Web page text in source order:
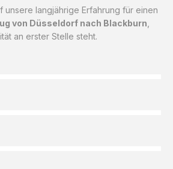
unsere langjährige Erfahrung für einen
von Düsseldorf nach Blackburn
an erster Stelle steht.